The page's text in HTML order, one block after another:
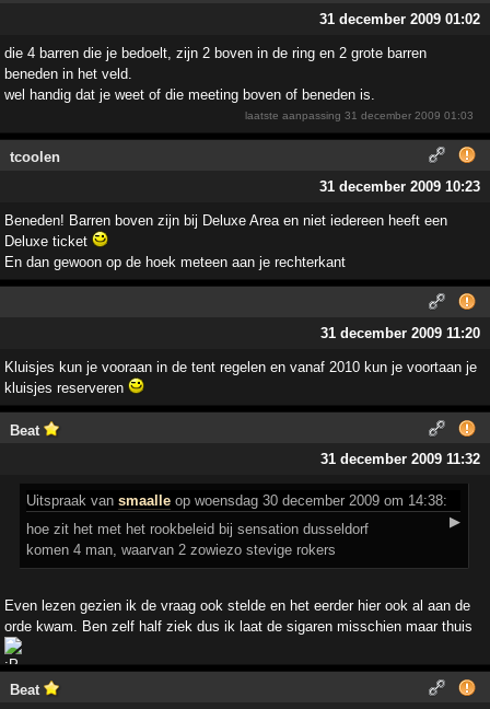
31 december 2009 01:02
die 4 barren die je bedoelt, zijn 2 boven in de ring en 2 grote barren
beneden in het veld.
wel handig dat je weet of die meeting boven of beneden is.
laatste aanpassing31 december 2009 01:03
tcoolen
31 december 2009 10:23
Beneden! Barren boven zijn bij Deluxe Area en niet iedereen heeft een
Deluxe ticket
En dan gewoon op de hoek meteen aan je rechterkant
31 december 2009 11:20
Kluisjes kun je vooraan in de tent regelen en vanaf 2010 kun je voortaan je
kluisjes reserveren
Beat
31 december 2009 11:32
Uitspraak vansmaalle op woensdag 30 december 2009 om 14:38:
▶
hoe zit het met het rookbeleid bij sensation dusseldorf
komen 4 man, waarvan 2 zowiezo stevige rokers
Even lezen gezien ik de vraag ook stelde en het eerder hier ook al aan de
orde kwam. Ben zelf half ziek dus ik laat de sigaren misschien maar thuis
Beat